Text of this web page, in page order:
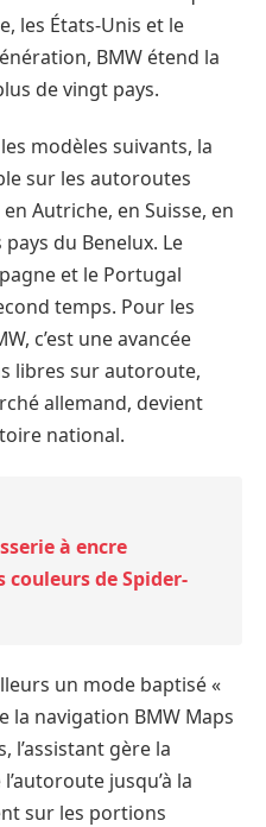
les États-Unis et le
BMW étend la
de vingt pays.
modèles suivants, la
sur les autoroutes
Autriche, en Suisse, en
pays du Benelux. Le
et le Portugal
temps. Pour les
c’est une avancée
libres sur autoroute,
allemand, devient
national.
à encre
couleurs de Spider-
un mode baptisé «
la navigation BMW Maps
l’assistant gère la
jusqu’à la
sur les portions